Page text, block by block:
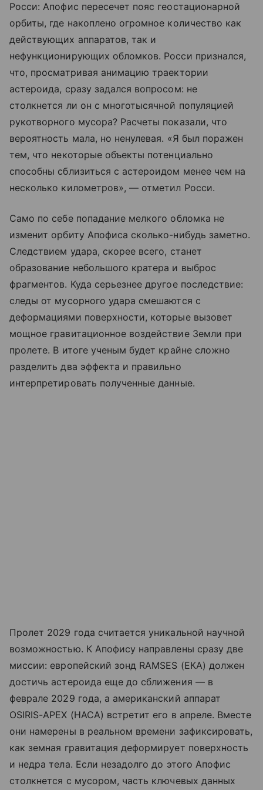
Росси: Апофис пересечет пояс геостационарной
орбиты, где накоплено огромное количество как
действующих аппаратов, так и
нефункционирующих обломков. Росси признался,
что, просматривая анимацию траектории
астероида, сразу задался вопросом: не
столкнется ли он с многотысячной популяцией
рукотворного мусора? Расчеты показали, что
вероятность мала, но ненулевая. «Я был поражен
тем, что некоторые объекты потенциально
способны сблизиться с астероидом менее чем на
несколько километров», — отметил Росси.
Само по себе попадание мелкого обломка не
изменит орбиту Апофиса сколько-нибудь заметно.
Следствием удара, скорее всего, станет
образование небольшого кратера и выброс
фрагментов. Куда серьезнее другое последствие:
следы от мусорного удара смешаются с
деформациями поверхности, которые вызовет
мощное гравитационное воздействие Земли при
пролете. В итоге ученым будет крайне сложно
разделить два эффекта и правильно
интерпретировать полученные данные.
Пролет 2029 года считается уникальной научной
возможностью. К Апофису направлены сразу две
миссии: европейский зонд RAMSES (ЕКА) должен
достичь астероида еще до сближения — в
феврале 2029 года, а американский аппарат
OSIRIS-APEX (НАСА) встретит его в апреле. Вместе
они намерены в реальном времени зафиксировать,
как земная гравитация деформирует поверхность
и недра тела. Если незадолго до этого Апофис
столкнется с мусором, часть ключевых данных